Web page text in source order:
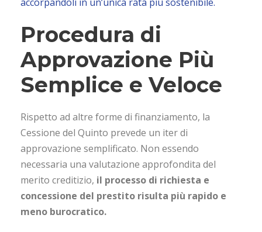
Procedura di
Approvazione Più
Semplice e Veloce
Rispetto ad altre forme di finanziamento, la
Cessione del Quinto prevede un iter di
approvazione semplificato. Non essendo
necessaria una valutazione approfondita del
merito creditizio, il processo di richiesta e
concessione del prestito risulta più rapido e
meno burocratico.